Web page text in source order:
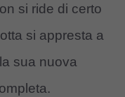
si ride di certo
si appresta a
sua nuova